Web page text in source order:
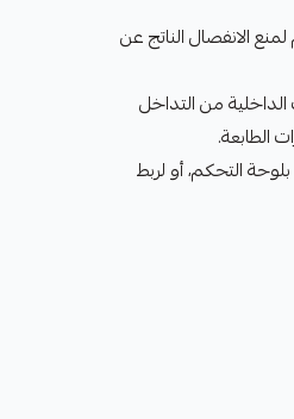
الانفصال الناتج عن
من التداخل
بلوحة التحكم، أو لربط